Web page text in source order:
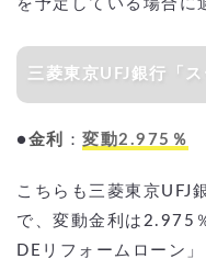
を予定している場合に
三菱東京UFJ銀行「
●金利 ： 変動2.975％
こちらも三菱東京UFJ
で、変動金利は2.975
DEリフォームローン